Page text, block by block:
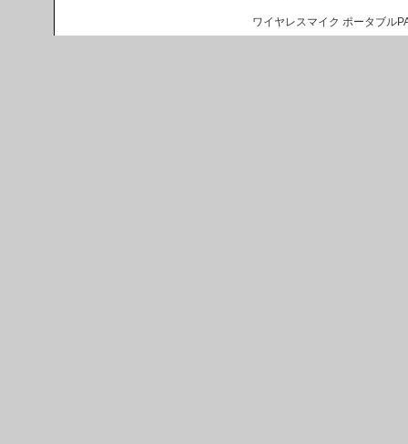
ワイヤレスマイク ポータブル